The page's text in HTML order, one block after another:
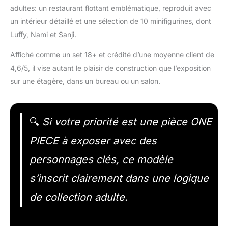
adultes: un restaurant flottant emblématique, reproduit avec
un intérieur détaillé et une sélection de 10 minifigurines, dont
Luffy, Nami et Sanji.
Affiché comme un set 18+ et crédité d’une moyenne client de
4,6/5, il vise autant le plaisir de construction que l’exposition
sur une étagère, dans un bureau ou un salon.
🔍 Si votre priorité est une pièce ONE
PIECE à exposer avec des
personnages clés, ce modèle
s’inscrit clairement dans une logique
de collection adulte.